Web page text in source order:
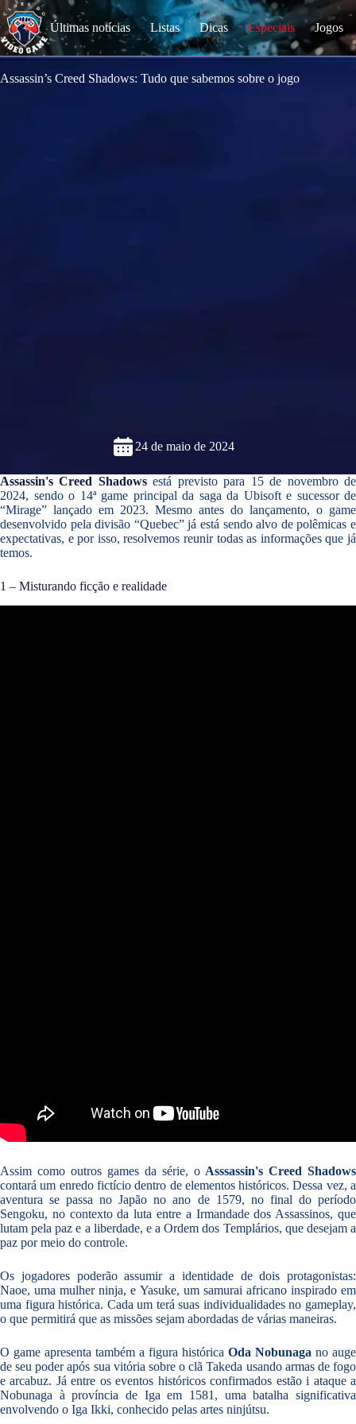
k
i
p
o
Últimas notícias Listas Dicas Especiais Jogos
Assassin’s Creed Shadows: Tudo que sabemos sobre o jogo
24 de maio de 2024
Assassin's Creed Shadowsestá previsto para 15 de novembro de
2024, sendo o 14ª game principal da saga da Ubisoft e sucessor de
“Mirage” lançado em 2023. Mesmo antes do lançamento, o game
desenvolvido pela divisão “Quebec” já está sendo alvo de polêmicas e
expectativas, e por isso, resolvemos reunir todas as informações que já
temos.
1 – Misturando ficção e realidade
Assim como outros games da série, o Asssassin's Creed Shadows
contará um enredo fictício dentro de elementos históricos. Dessa vez, a
aventura se passa no Japão no ano de 1579, no final do período
Sengoku, no contexto da luta entre a Irmandade dos Assassinos, que
lutam pela paz e a liberdade, e a Ordem dos Templários, que desejam a
paz por meio do controle.
Os jogadores poderão assumir a identidade de dois protagonistas:
Naoe, uma mulher ninja, e Yasuke, um samurai africano inspirado em
uma figura histórica. Cada um terá suas individualidades no gameplay,
o que permitirá que as missões sejam abordadas de várias maneiras.
O game apresenta também a figura histórica Oda Nobunaga no auge
de seu poder após sua vitória sobre o clã Takeda usando armas de fogo
e arcabuz. Já entre os eventos históricos confirmados estão i ataque a
Nobunaga à província de Iga em 1581, uma batalha significativa
envolvendo o Iga Ikki, conhecido pelas artes ninjútsu.